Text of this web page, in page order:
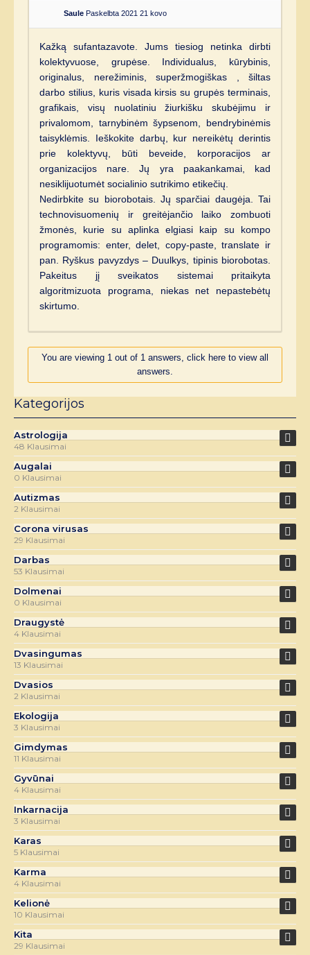
Saule Paskelbta 2021 21 kovo
Kažką sufantazavote. Jums tiesiog netinka dirbti
kolektyvuose, grupėse. Individualus, kūrybinis,
originalus, nerežiminis, superžmogiškas , šiltas
darbo stilius, kuris visada kirsis su grupės terminais,
grafikais, visų nuolatiniu žiurkišku skubėjimu ir
privalomom, tarnybinėm šypsenom, bendrybinėmis
taisyklėmis. Ieškokite darbų, kur nereikėtų derintis
prie kolektyvų, būti beveide, korporacijos ar
organizacijos nare. Jų yra paakankamai, kad
nesiklijuotumėt socialinio sutrikimo etikečių.
Nedirbkite su biorobotais. Jų sparčiai daugėja. Tai
technovisuomenių ir greitėjančio laiko zombuoti
žmonės, kurie su aplinka elgiasi kaip su kompo
programomis: enter, delet, copy-paste, translate ir
pan. Ryškus pavyzdys – Duulkys, tipinis biorobotas.
Pakeitus jį sveikatos sistemai pritaikyta
algoritmizuota programa, niekas net nepastebėtų
skirtumo.
You are viewing 1 out of 1 answers, click here to view all
answers.
Kategorijos
Astrologija
48 Klausimai
Augalai
0 Klausimai
Autizmas
2 Klausimai
Corona virusas
29 Klausimai
Darbas
53 Klausimai
Dolmenai
0 Klausimai
Draugystė
4 Klausimai
Dvasingumas
13 Klausimai
Dvasios
2 Klausimai
Ekologija
3 Klausimai
Gimdymas
11 Klausimai
Gyvūnai
4 Klausimai
Inkarnacija
3 Klausimai
Karas
5 Klausimai
Karma
4 Klausimai
Kelionė
10 Klausimai
Kita
29 Klausimai